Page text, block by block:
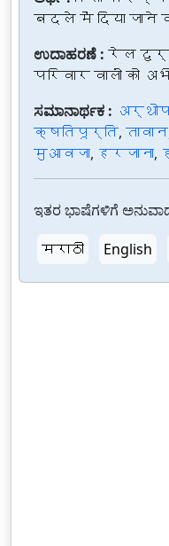
बदले में दिया जाने
ಉದಾಹರಣೆ : रेल
परिवार वालों को
ಸಮಾನಾರ್ಥಕ :
क्षतिपूर्ति, तावान
मुआवजा, हरजाना,
ಇತರ ಭಾಷೆಗಳಿಗೆ
मराठी
English